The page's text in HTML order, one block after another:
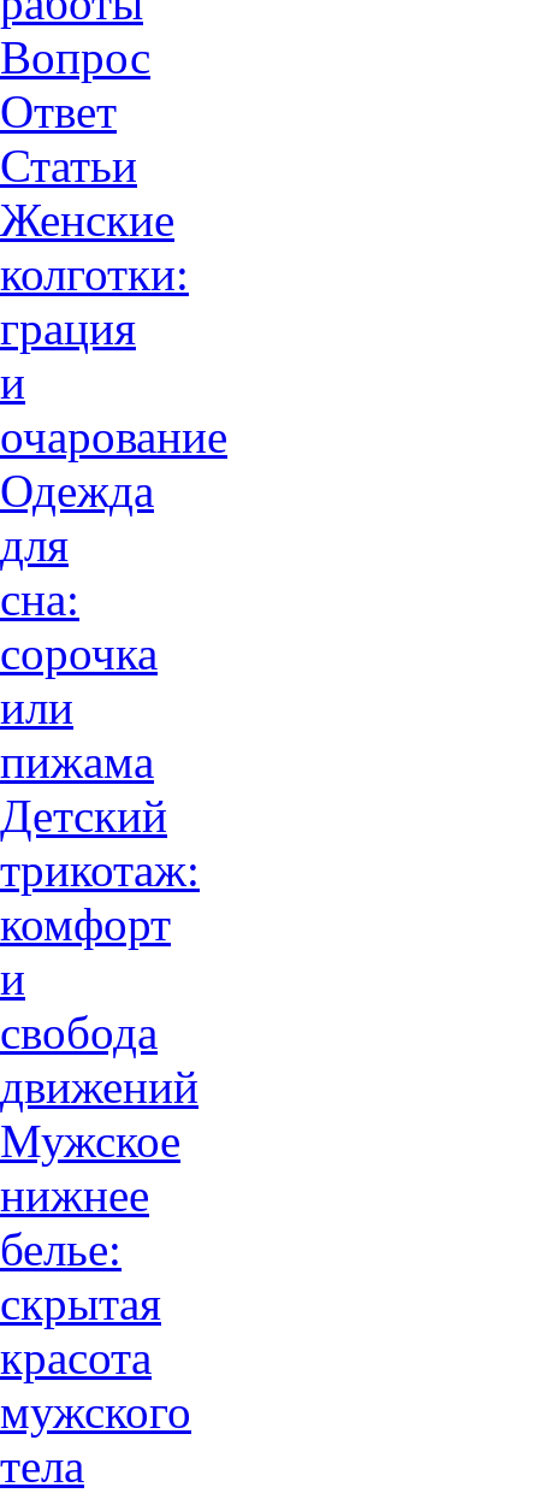
Вопрос
Ответ
Статьи
Женские
колготки:
грация
и
очарованиe
Одежда
для
сна:
сорочка
или
пижама
Детский
трикотаж:
комфорт
и
свобода
движений
Мужское
нижнее
белье:
скрытая
красота
мужского
тела